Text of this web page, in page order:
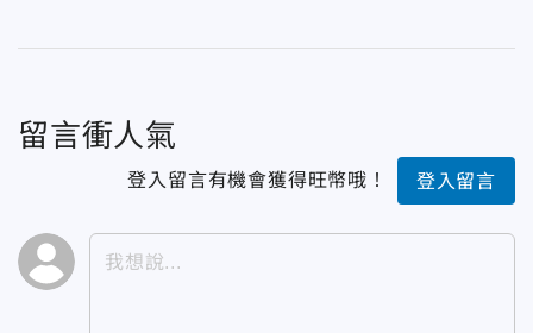
留言衝人氣
登入留言有機會獲得旺幣哦！ 登入留言